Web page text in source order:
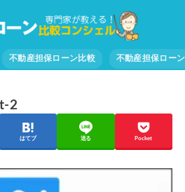
不動産担保ローン比較 不動産担保ロー
2
はてブ 送る Pocket